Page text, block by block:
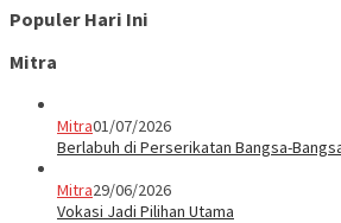
Populer Hari Ini
Mitra
Mitra01/07/2026
Berlabuh di Perserikatan Bangsa-
Mitra29/06/2026
Vokasi Jadi Pilihan Utama